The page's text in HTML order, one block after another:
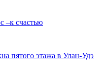
–к счастью
пятого этажа в Улан-Удэ